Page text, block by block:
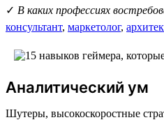
✓ В каких профессиях
консультант, маркетолог,
Аналитический ум
Шутеры, высокоскоростные